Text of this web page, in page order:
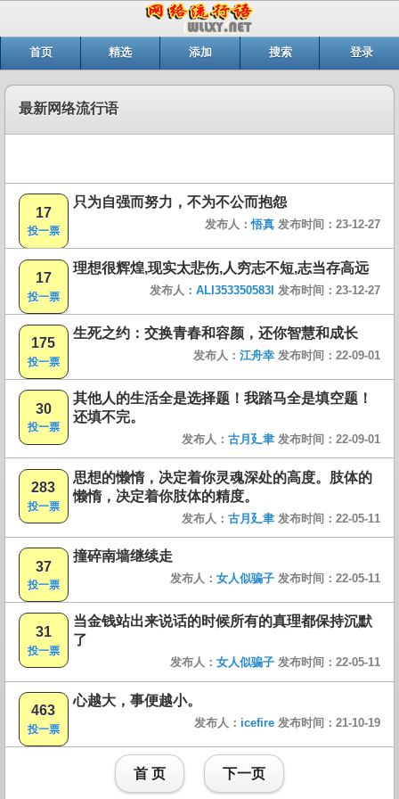
首页 精选 添加 搜索 登录
最新网络流行语
17
投一票
只为自强而努力，不为不公而抱怨
发布人：悟真 发布时间：23-12-27
17
投一票
理想很辉煌,现实太悲伤,人穷志不短,志当存高远
发布人： ALI353350583I 发布时间：23-12-27
175
投一票
生死之约：交换青春和容颜，还你智慧和成长
发布人： 江舟幸 发布时间：22-09-01
30
投一票
其他人的生活全是选择题！我踏马全是填空题！
还填不完。
发布人： 古月廴聿 发布时间：22-09-01
283
投一票
思想的懒惰，决定着你灵魂深处的高度。肢体的
懒惰，决定着你肢体的精度。
发布人： 古月廴聿 发布时间：22-05-11
37
投一票
撞碎南墙继续走
发布人： 女人似骗子 发布时间：22-05-11
31
投一票
当金钱站出来说话的时候所有的真理都保持沉默
了
发布人： 女人似骗子 发布时间：22-05-11
463
投一票
心越大，事便越小。
发布人： icefire 发布时间：21-10-19
首 页 下一页